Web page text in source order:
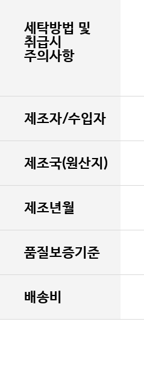
세탁방법 및
취급시
주의사항
제조자/수입자
제조국(원산지)
제조년월
품질보증기준
배송비